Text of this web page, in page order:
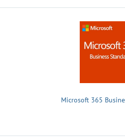
Microsoft 365